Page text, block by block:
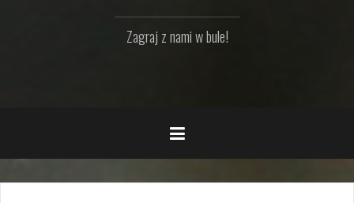
Zagraj z nami w bule!